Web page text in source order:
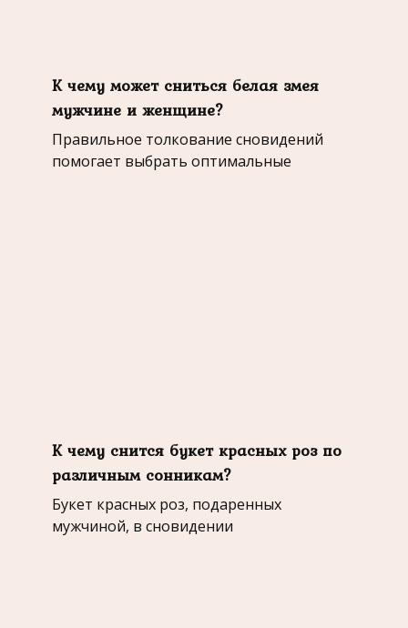
К чему может сниться белая змея
мужчине и женщине?
Правильное толкование сновидений
помогает выбрать оптимальные
К чему снится букет красных роз по
различным сонникам?
Букет красных роз, подаренных
мужчиной, в сновидении